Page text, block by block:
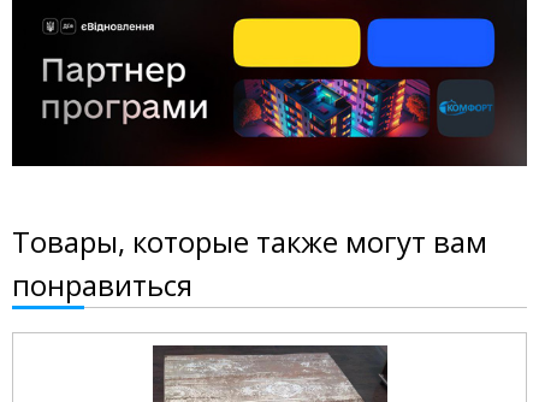
Товары, которые также могут вам
понравиться